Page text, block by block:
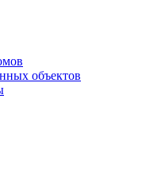
объектов